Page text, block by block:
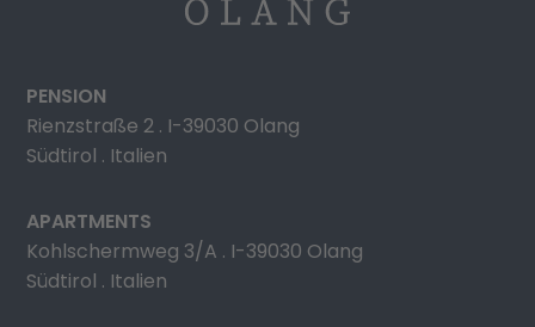
PENSION
Rienzstraße 2 . I-39030 Olang
Südtirol . Italien
APARTMENTS
Kohlschermweg 3/A . I-39030 Olang
Südtirol . Italien